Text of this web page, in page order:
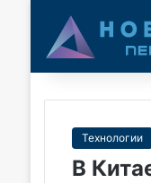
Технологии
В